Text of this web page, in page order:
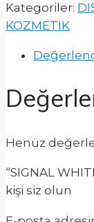
Kategoriler:
KOZMETIK
Henüz
“SIGNAL
kişi siz olun